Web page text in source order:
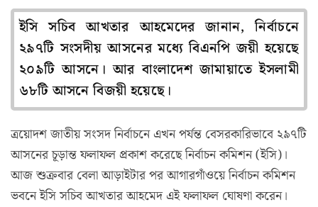
ইসি সচিব আখতার আহমেদের জানান, নির্বাচনে
২৯৭টি সংসদীয় আসনের মধ্যে বিএনপি জয়ী হয়েছে
২০৯টি আসনে। আর বাংলাদেশ জামায়াতে ইসলামী
৬৮টি আসনে বিজয়ী হয়েছে।
ত্রয়োদশ জাতীয় সংসদ নির্বাচনে এখন পর্যন্ত বেসরকারিভাবে ২৯৭টি
আসনের চূড়ান্ত ফলাফল প্রকাশ করেছে নির্বাচন কমিশন (ইসি)।
আজ শুক্রবার বেলা আড়াইটার পর আগারগাঁওয়ে নির্বাচন কমিশন
ভবনে ইসি সচিব আখতার আহমেদ এই ফলাফল ঘোষণা করেন।